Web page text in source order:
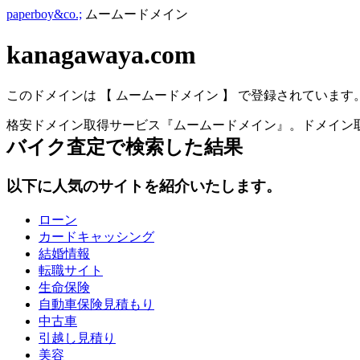
paperboy&co.; ムームードメイン
kanagawaya.com
このドメインは 【 ムームードメイン 】 で登録されています。
格安ドメイン取得サービス『ムームードメイン』。ドメイン
バイク査定で検索した結果
以下に人気のサイトを紹介いたします。
ローン
カードキャッシング
結婚情報
転職サイト
生命保険
自動車保険見積もり
中古車
引越し見積り
美容